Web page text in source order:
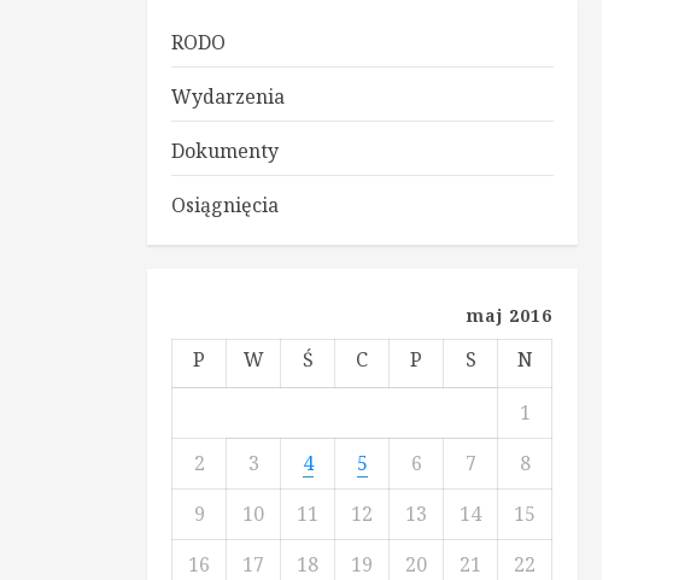
RODO
Wydarzenia
Dokumenty
Osiągnięcia
maj 2016
P W Ś C P S
N
1
2
3 4 5 6 7
8
9
10 11 12 13 14
15
16
17 18 19 20 21
22